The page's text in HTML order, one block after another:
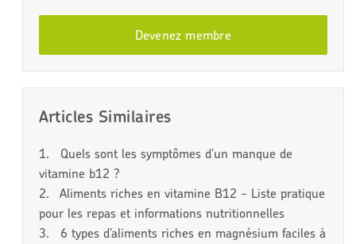
Devenez membre
Articles Similaires
1.
Quels sont les symptômes d'un manque de
vitamine b12 ?
2.
Aliments riches en vitamine B12 - Liste pratique
pour les repas et informations nutritionnelles
3.
6 types d’aliments riches en magnésium faciles à